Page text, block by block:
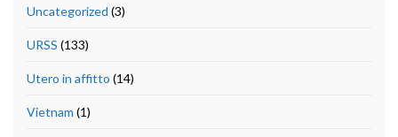
Uncategorized (3)
URSS (133)
Utero in affitto (14)
Vietnam (1)